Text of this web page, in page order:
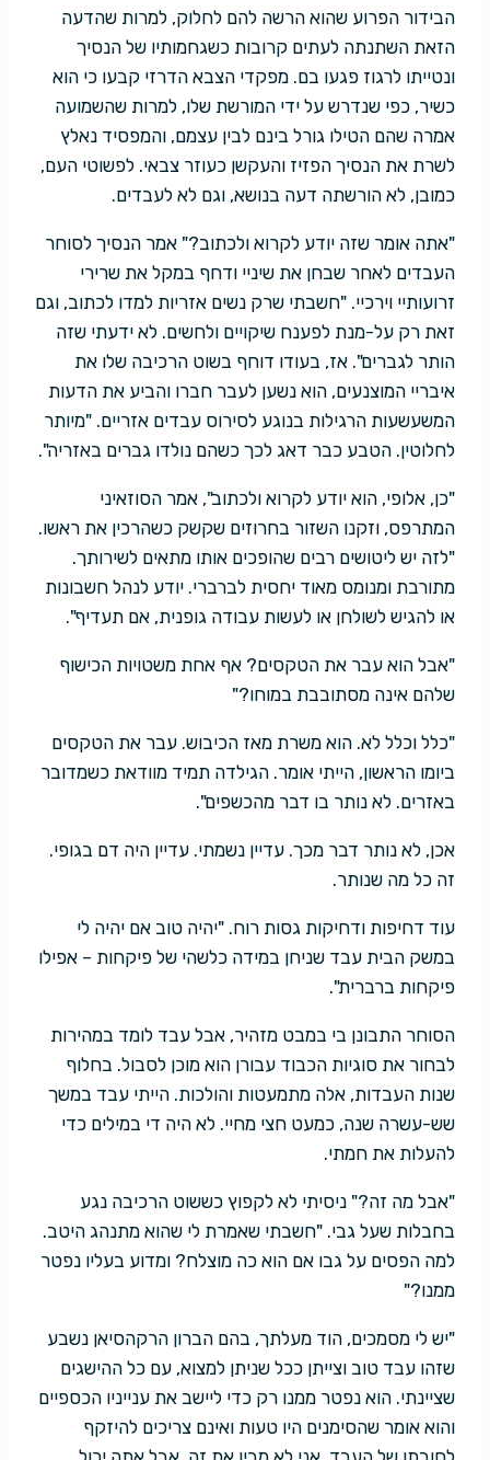
הבידור הפרוע שהוא הרשה להם לחלוק, למרות שהדעה
הזאת השתנתה לעתים קרובות כשגחמותיו של הנסיך
ונטייתו לרגוז פגעו בם. מפקדי הצבא הדרזי קבעו כי הוא
כשיר, כפי שנדרש על ידי המורשת שלו, למרות שהשמועה
אמרה שהם הטילו גורל בינם לבין עצמם, והמפסיד נאלץ
לשרת את הנסיך הפזיז והעקשן כעוזר צבאי. לפשוטי העם,
כמובן, לא הורשתה דעה בנושא, וגם לא לעבדים.
"אתה אומר שזה יודע לקרוא ולכתוב?" אמר הנסיך לסוחר
העבדים לאחר שבחן את שיניי ודחף במקל את שרירי
זרועותיי וירכיי. "חשבתי שרק נשים אזריות למדו לכתוב, וגם
זאת רק על-מנת לפענח שיקויים ולחשים. לא ידעתי שזה
הותר לגברים". אז, בעודו דוחף בשוט הרכיבה שלו את
איבריי המוצנעים, הוא נשען לעבר חברו והביע את הדעות
המשעשעות הרגילות בנוגע לסירוס עבדים אזריים. "מיותר
לחלוטין. הטבע כבר דאג לכך כשהם נולדו גברים באזריה".
"כן, אלופי, הוא יודע לקרוא ולכתוב", אמר הסוזאיני
המתרפס, וזקנו השזור בחרוזים שקשק כשהרכין את ראשו.
"לזה יש ליטושים רבים שהופכים אותו מתאים לשירותך.
מתורבת ומנומס מאוד יחסית לברברי. יודע לנהל חשבונות
או להגיש לשולחן או לעשות עבודה גופנית, אם תעדיף".
"אבל הוא עבר את הטקסים? אף אחת משטויות הכישוף
שלהם אינה מסתובבת במוחו?"
"כלל וכלל לא. הוא משרת מאז הכיבוש. עבר את הטקסים
ביומו הראשון, הייתי אומר. הגילדה תמיד מוודאת כשמדובר
באזרים. לא נותר בו דבר מהכשפים".
אכן, לא נותר דבר מכך. עדיין נשמתי. עדיין היה דם בגופי.
זה כל מה שנותר.
עוד דחיפות ודחיקות גסות רוח. "יהיה טוב אם יהיה לי
במשק הבית עבד שניחן במידה כלשהי של פיקחות – אפילו
פיקחות ברברית".
הסוחר התבונן בי במבט מזהיר, אבל עבד לומד במהירות
לבחור את סוגיות הכבוד עבורן הוא מוכן לסבול. בחלוף
שנות העבדות, אלה מתמעטות והולכות. הייתי עבד במשך
שש-עשרה שנה, כמעט חצי מחיי. לא היה די במילים כדי
להעלות את חמתי.
"אבל מה זה?" ניסיתי לא לקפוץ כששוט הרכיבה נגע
בחבלות שעל גבי. "חשבתי שאמרת לי שהוא מתנהג היטב.
למה הפסים על גבו אם הוא כה מוצלח? ומדוע בעליו נפטר
ממנו?"
"יש לי מסמכים, הוד מעלתך, בהם הברון הרקהסיאן נשבע
שזהו עבד טוב וצייתן ככל שניתן למצוא, עם כל ההישגים
שציינתי. הוא נפטר ממנו רק כדי ליישב את ענייניו הכספיים
והוא אומר שהסימנים היו טעות ואינם צריכים להיזקף